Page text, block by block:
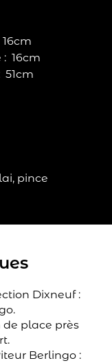
16cm
: 16cm
51cm
pince
Dixneuf :
place près
Berlingo :